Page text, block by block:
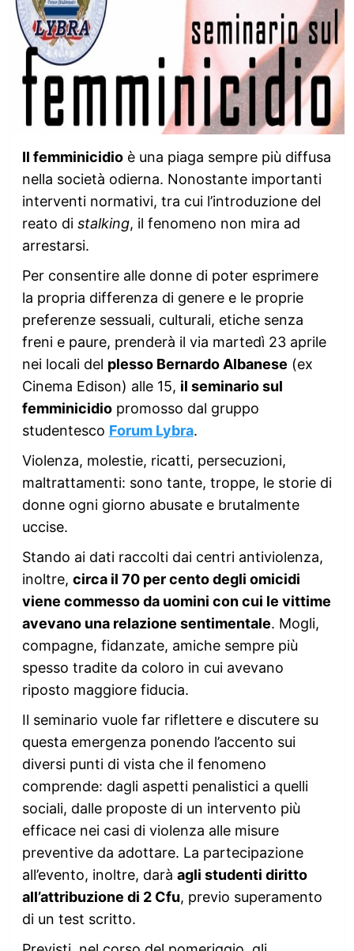
Il femminicidioè una piaga sempre più diffusa
nella società odierna. Nonostante importanti
interventi normativi, tra cui l’introduzione del
reato di stalking, il fenomeno non mira ad
arrestarsi.
Per consentire alle donne di poter esprimere
la propria differenza di genere e le proprie
preferenze sessuali, culturali, etiche senza
freni e paure, prenderà il via martedì 23 aprile
nei locali del plesso Bernardo Albanese (ex
Cinema Edison) alle 15, il seminario sul
femminicidiopromosso dal gruppo
studentesco Forum Lybra.
Violenza, molestie, ricatti, persecuzioni,
maltrattamenti: sono tante, troppe, le storie di
donne ogni giorno abusate e brutalmente
uccise.
Stando ai dati raccolti dai centri antiviolenza,
inoltre, circa il 70 per cento degli omicidi
viene commesso da uomini con cui le vittime
avevano una relazione sentimentale. Mogli,
compagne, fidanzate, amiche sempre più
spesso tradite da coloro in cui avevano
riposto maggiore fiducia.
Il seminario vuole far riflettere e discutere su
questa emergenza ponendo l’accento sui
diversi punti di vista che il fenomeno
comprende: dagli aspetti penalistici a quelli
sociali, dalle proposte di un intervento più
efficace nei casi di violenza alle misure
preventive da adottare. La partecipazione
all’evento, inoltre, darà agli studenti diritto
all’attribuzione di 2 Cfu, previo superamento
di un test scritto.